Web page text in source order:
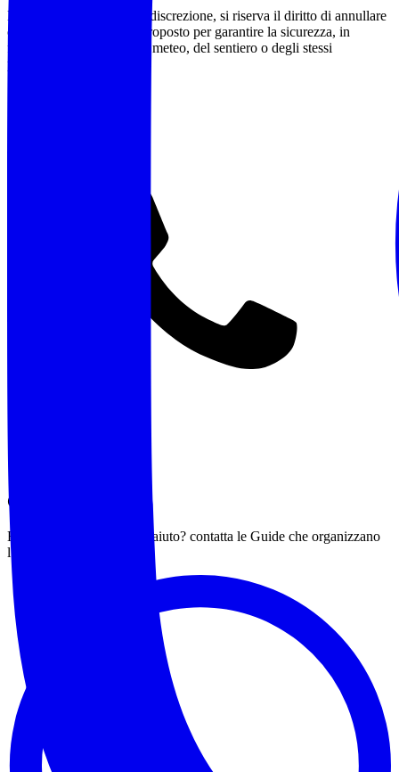
L'accompagnatore, a sua discrezione, si riserva il diritto di annullare
o modificare l'itinerario proposto per garantire la sicurezza, in
funzione delle condizioni meteo, del sentiero o degli stessi
partecipanti.
Contatta le Guida
Hai ancora bisogno di un aiuto? contatta le Guide che organizzano
l'evento